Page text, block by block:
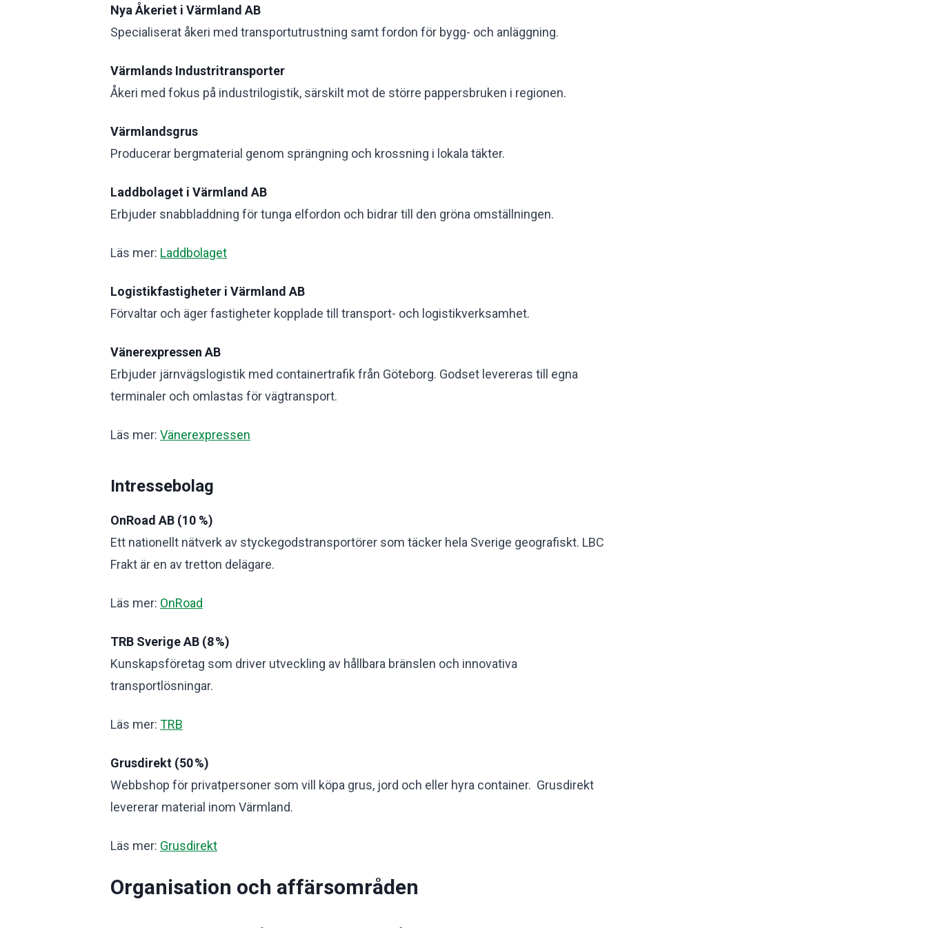
Nya Åkeriet i Värmland AB
Specialiserat åkeri med transportutrustning samt fordon för bygg- och anläggning.
Värmlands Industritransporter
Åkeri med fokus på industrilogistik, särskilt mot de större pappersbruken i regionen.
Värmlandsgrus
Producerar bergmaterial genom sprängning och krossning i lokala täkter.
Laddbolaget i Värmland AB
Erbjuder snabbladdning för tunga elfordon och bidrar till den gröna omställningen.
Läs mer: Laddbolaget
Logistikfastigheter i Värmland AB
Förvaltar och äger fastigheter kopplade till transport- och logistikverksamhet.
Vänerexpressen AB
Erbjuder järnvägslogistik med containertrafik från Göteborg. Godset levereras till egna
terminaler och omlastas för vägtransport.
Läs mer: Vänerexpressen
Intressebolag
OnRoad AB (10 %)
Ett nationellt nätverk av styckegodstransportörer som täcker hela Sverige geografiskt. LBC
Frakt är en av tretton delägare.
Läs mer: OnRoad
TRB Sverige AB (8%)
Kunskapsföretag som driver utveckling av hållbara bränslen och innovativa
transportlösningar.
Läs mer: TRB
Grusdirekt (50%)
Webbshop för privatpersoner som vill köpa grus, jord och eller hyra container. Grusdirekt
levererar material inom Värmland.
Läs mer: Grusdirekt
Organisation och affärsområden